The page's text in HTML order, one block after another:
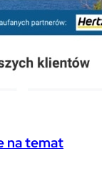
na temat